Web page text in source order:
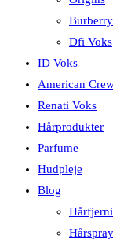
Dfi Voks
ID Voks
American
Renati Voks
Hårprodukter
Parfume
Hudpleje
Blog